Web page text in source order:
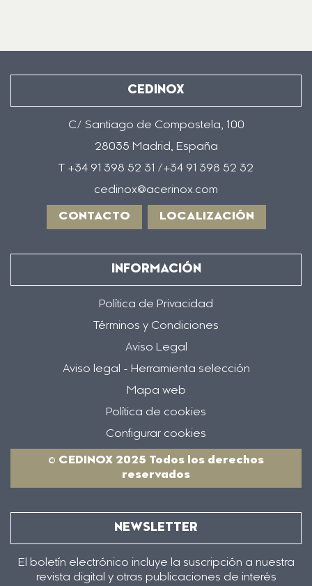
CEDINOX
C/ Santiago de Compostela, 100
28035 Madrid, España
T +34 91 398 52 31 /+34 91 398 52 32
cedinox@acerinox.com
CONTACTO LOCALIZACIÓN
INFORMACIÓN
Política de Privacidad
Términos y Condiciones
Aviso Legal
Aviso legal - Herramienta selección
Mapa web
Política de cookies
Configurar cookies
© CEDINOX 2025 Todos los derechos
reservados
NEWSLETTER
El boletín electrónico incluye la suscripción a nuestra
revista digital y otras publicaciones de interés